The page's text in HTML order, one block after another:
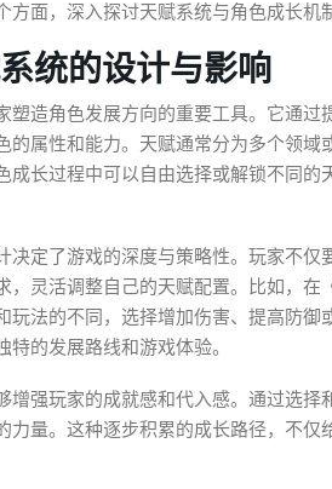
方面，深入探讨天赋系统与角色成长机
统的设计与影响
塑造角色发展方向的重要工具。它通
的属性和能力。天赋通常分为多个领
成长过程中可以自由选择或解锁不同
决定了游戏的深度与策略性。玩家不
，灵活调整自己的天赋配置。比如，
玩法的不同，选择增加伤害、提高防
特的发展路线和游戏体验。
增强玩家的成就感和代入感。通过选择
力量。这种逐步积累的成长路径，不